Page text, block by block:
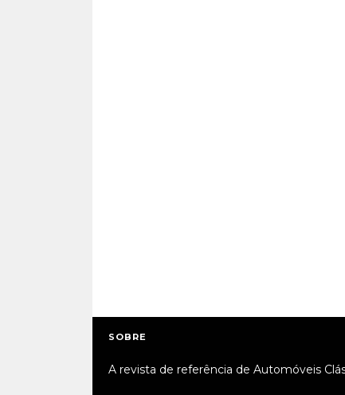
SOBRE
A revista de referência de Automóveis